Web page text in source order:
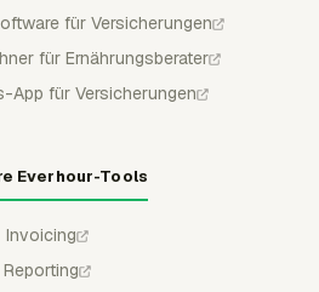
für Versicherungen
für Ernährungsberater
App für Versicherungen
Everhour-Tools
Invoicing
Reporting